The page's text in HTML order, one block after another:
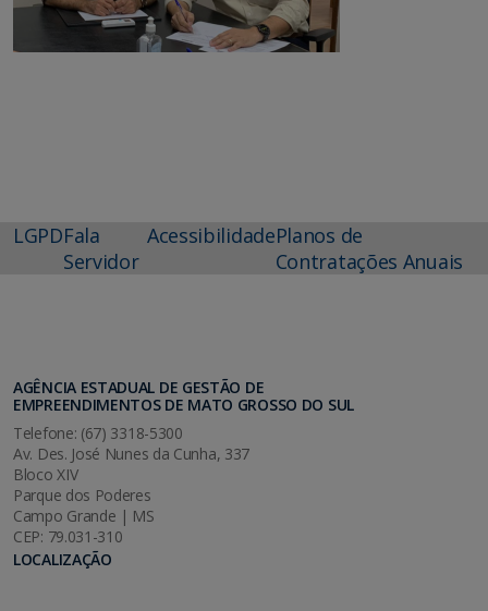
LGPDFala
Servidor
AcessibilidadePlanos de
Contratações Anuais
AGÊNCIA ESTADUAL DE GESTÃO DE
EMPREENDIMENTOS DE MATO GROSSO DO SUL
Telefone: (67) 3318-5300
Av. Des. José Nunes da Cunha, 337
Bloco XIV
Parque dos Poderes
Campo Grande | MS
CEP: 79.031-310
LOCALIZAÇÃO